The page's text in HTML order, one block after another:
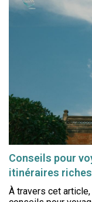
Conseils pour
itinéraires
À travers cet article,